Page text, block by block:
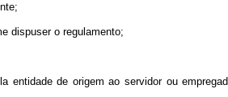
dispuser o regulamento;
de origem ao servidor ou